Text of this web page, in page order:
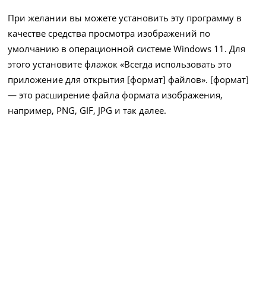
При желании вы можете установить эту программу в
качестве средства просмотра изображений по
умолчанию в операционной системе Windows 11. Для
этого установите флажок «Всегда использовать это
приложение для открытия [формат] файлов». [формат]
— это расширение файла формата изображения,
например, PNG, GIF, JPG и так далее.